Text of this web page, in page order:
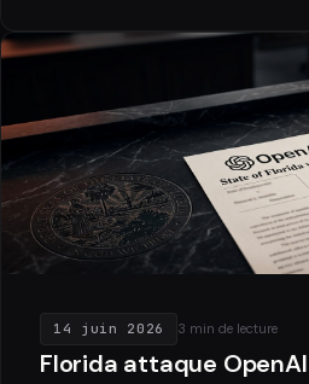
14 juin 2026 3 min de lecture
Florida attaque